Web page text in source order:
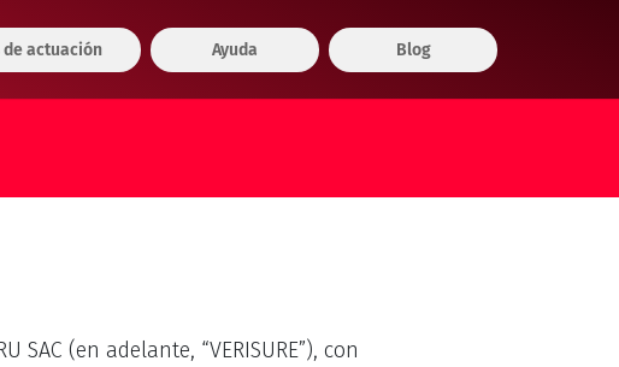
actuación Ayuda Blog
SAC (en adelante, “VERISURE”), con